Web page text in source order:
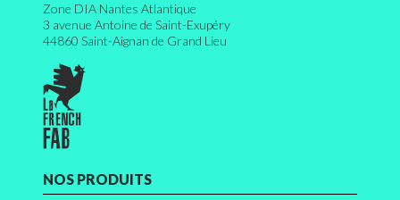
Zone DIA Nantes Atlantique
3 avenue Antoine de Saint-Exupéry
44860 Saint-Aignan de Grand Lieu
NOS PRODUITS